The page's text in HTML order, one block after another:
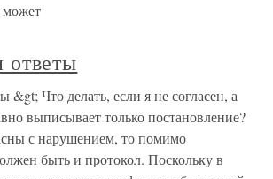
может
&gt; Что делать, если я не согласен, а
выписывает только постановление?
с нарушением, то помимо
быть и протокол. Поскольку в